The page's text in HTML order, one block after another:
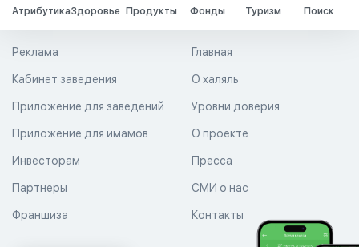
АтрибутикаЗдоровье Продукты Фонды Туризм Поиск
Главная
О халяль
Уровни доверия
Реклама
Кабинет заведения
Приложение для заведений
Приложение для имамов О проекте
Пресса
СМИ о нас
Контакты
Инвесторам
Партнеры
Франшиза